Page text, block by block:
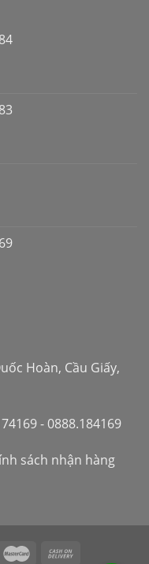
Hoàn, Cầu Giấy,
- 0888.184169
sách nhận hàng